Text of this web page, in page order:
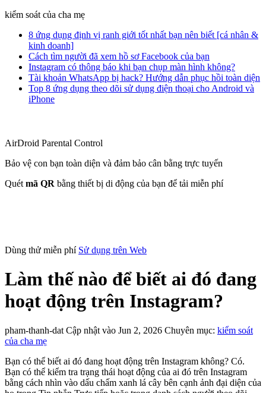
kiểm soát của cha mẹ
8 ứng dụng định vị ranh giới tốt nhất bạn nên biết [cá nhân &
kinh doanh]
Cách tìm người đã xem hồ sơ Facebook của bạn
Instagram có thông báo khi bạn chụp màn hình không?
Tài khoản WhatsApp bị hack? Hướng dẫn phục hồi toàn diện
Top 8 ứng dụng theo dõi sử dụng điện thoại cho Android và
iPhone
AirDroid Parental Control
Bảo vệ con bạn toàn diện và đảm bảo cân bằng trực tuyến
Quét mã QR bằng thiết bị di động của bạn để tải miễn phí
Dùng thử miễn phí Sử dụng trên Web
Làm thế nào để biết ai đó đang
hoạt động trên Instagram?
pham-thanh-dat Cập nhật vào Jun 2, 2026 Chuyên mục: kiểm soát
của cha mẹ
Bạn có thể biết ai đó đang hoạt động trên Instagram không? Có.
Bạn có thể kiểm tra trạng thái hoạt động của ai đó trên Instagram
bằng cách nhìn vào dấu chấm xanh lá cây bên cạnh ảnh đại diện của